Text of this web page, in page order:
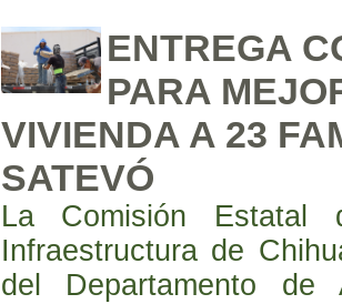
ENTREGA
PARA
VIVIENDA A 23
SATEVÓ
La Comisión Estatal
Infraestructura de
del Departamento de